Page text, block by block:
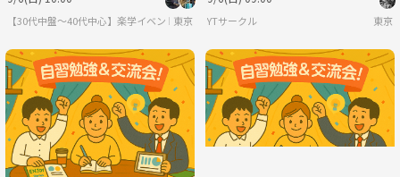
【30代中盤〜40代中心】楽学イベント・勉強会コミュニティ
東京
迎！🔰
YTサークル 東京